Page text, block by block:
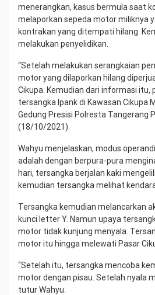
menerangkan, kasus bermula saat
melaporkan sepeda motor miliknya
kontrakan yang ditempati hilang.
melakukan penyelidikan.
“Setelah melakukan serangkaian
motor yang dilaporkan hilang
Cikupa. Kemudian dari informasi itu,
tersangka Ipank di Kawasan Cikupa
Gedung Presisi Polresta Tangerang
(18/10/2021).
Wahyu menjelaskan, modus
adalah dengan berpura-pura
hari, tersangka berjalan kaki
kemudian tersangka melihat
Tersangka kemudian melancarkan
kunci letter Y. Namun upaya
motor tidak kunjung menyala.
motor itu hingga melewati Pasar
“Setelah itu, tersangka mencoba
motor dengan pisau. Setelah nyala
tutur Wahyu.